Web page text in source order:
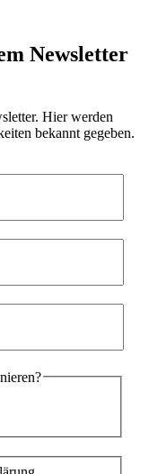
Newsletter
Hier werden
bekannt gegeben.